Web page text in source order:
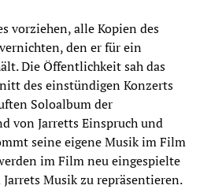
vorziehen, alle Kopien des
den er für ein
Die Öffentlichkeit sah das
des einstündigen Konzerts
Soloalbum der
von Jarretts Einspruch und
seine eigene Musik im Film
im Film neu eingespielte
Musik zu repräsentieren.